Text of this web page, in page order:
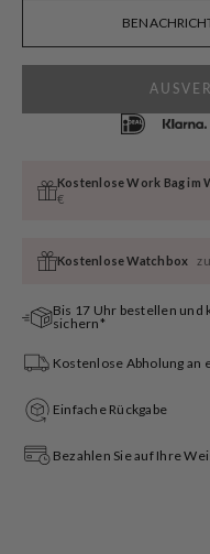
Kostenlose Work Bag im
€
Kostenlose Watchbox
Bis 17 Uhr bestellen und
sichern*
Kostenlose Abholung an
Einfache Rückgabe
Bezahlen Sie auf Ihre